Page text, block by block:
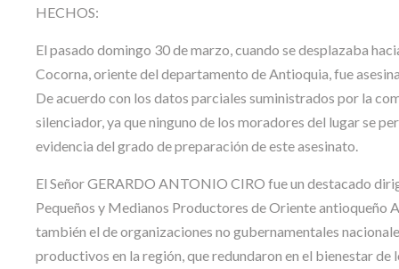
HECHOS:
El pasado domingo 30 de marzo, cuando se desplazaba
Cocorna, oriente del departamento de Antioquia, fue
De acuerdo con los datos parciales suministrados por la
silenciador, ya que ninguno de los moradores del lugar se
evidencia del grado de preparación de este asesinato.
El Señor GERARDO ANTONIO CIRO fue un destacado
Pequeños y Medianos Productores de Oriente antioqueño
también el de organizaciones no gubernamentales
productivos en la región, que redundaron en el bienestar